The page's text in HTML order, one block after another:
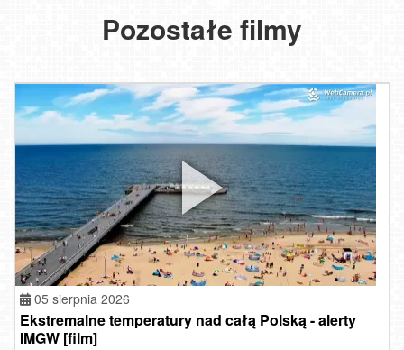
Pozostałe filmy
05 sierpnia 2026
Ekstremalne temperatury nad całą Polską - alerty
IMGW [film]